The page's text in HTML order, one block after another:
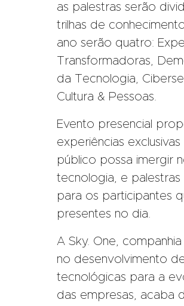
as palestras serão
trilhas de
ano serão quatro:
Transformadoras,
da Tecnologia,
Cultura & Pessoas.
Evento presencial
experiências
público possa imergir
tecnologia, e palestras
para os participantes
presentes no dia.
A Sky. One,
no desenvolvimento
tecnológicas para a
das empresas, acaba